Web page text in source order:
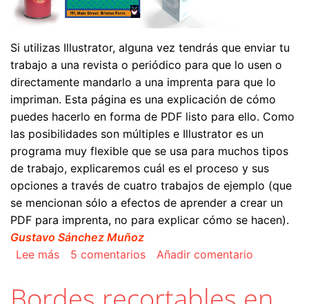
Si utilizas Illustrator, alguna vez tendrás que enviar tu
trabajo a una revista o periódico para que lo usen o
directamente mandarlo a una imprenta para que lo
impriman. Esta página es una explicación de cómo
puedes hacerlo en forma de PDF listo para ello. Como
las posibilidades son múltiples e Illustrator es un
programa muy flexible que se usa para muchos tipos
de trabajo, explicaremos cuál es el proceso y sus
opciones a través de cuatro trabajos de ejemplo (que
se mencionan sólo a efectos de aprender a crear un
PDF para imprenta, no para explicar cómo se hacen).
Gustavo Sánchez Muñoz
Lee mássobre Cómo crear un PDF para imprenta con
5 comentarios Añadir comentario